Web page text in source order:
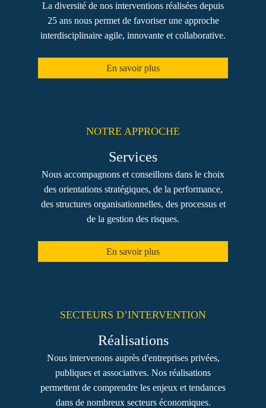
La diversité de nos interventions réalisées depuis
25 ans nous permet de favoriser une approche
interdisciplinaire agile, innovante et collaborative.
En savoir plus
NOTRE APPROCHE
Services
Nous accompagnons et conseillons dans le choix
des orientations stratégiques, de la performance,
des structures organisationnelles, des processus et
de la gestion des risques.
En savoir plus
SECTEURS D’INTERVENTION
Réalisations
Nous intervenons auprès d'entreprises privées,
publiques et associatives. Nos réalisations
permettent de comprendre les enjeux et tendances
dans de nombreux secteurs économiques.